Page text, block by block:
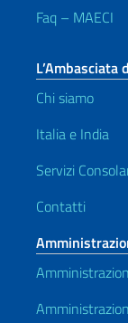
Faq – MAECI
L’Ambasciata
Chi siamo
Italia e India
Servizi
Contatti